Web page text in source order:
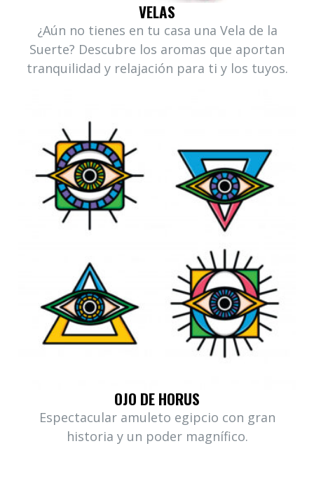
VELAS
¿Aún no tienes en tu casa una Vela de la
Suerte? Descubre los aromas que aportan
tranquilidad y relajación para ti y los tuyos.
OJO DE HORUS
Espectacular amuleto egipcio con gran
historia y un poder magnífico.